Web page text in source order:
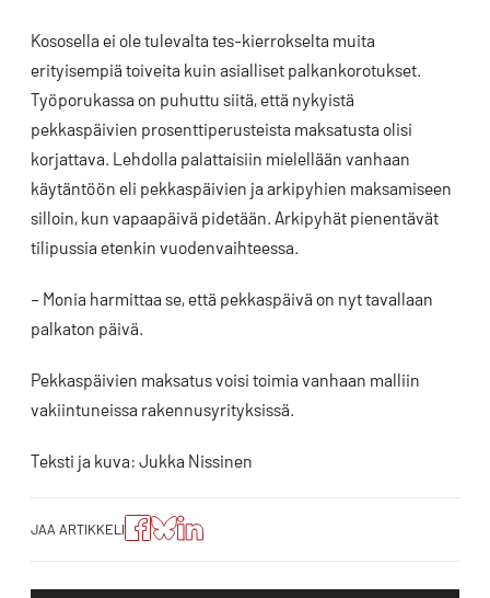
Kososella ei ole tulevalta tes-kierrokselta muita
erityisempiä toiveita kuin asialliset palkankorotukset.
Työporukassa on puhuttu siitä, että nykyistä
pekkaspäivien prosenttiperusteista maksatusta olisi
korjattava. Lehdolla palattaisiin mielellään vanhaan
käytäntöön eli pekkaspäivien ja arkipyhien maksamiseen
silloin, kun vapaapäivä pidetään. Arkipyhät pienentävät
tilipussia etenkin vuodenvaihteessa.
– Monia harmittaa se, että pekkaspäivä on nyt tavallaan
palkaton päivä.
Pekkaspäivien maksatus voisi toimia vanhaan malliin
vakiintuneissa rakennusyrityksissä.
Teksti ja kuva: Jukka Nissinen
JAA ARTIKKELI
Jaa
artikkeli
Facebookissa
Jaa
artikkeli
Blueskyssa
Jako:
Jaa
artikkeli
LinkedIn:ssä